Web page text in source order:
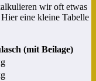
wir oft etwas
eine kleine Tabelle
(mit Beilage)